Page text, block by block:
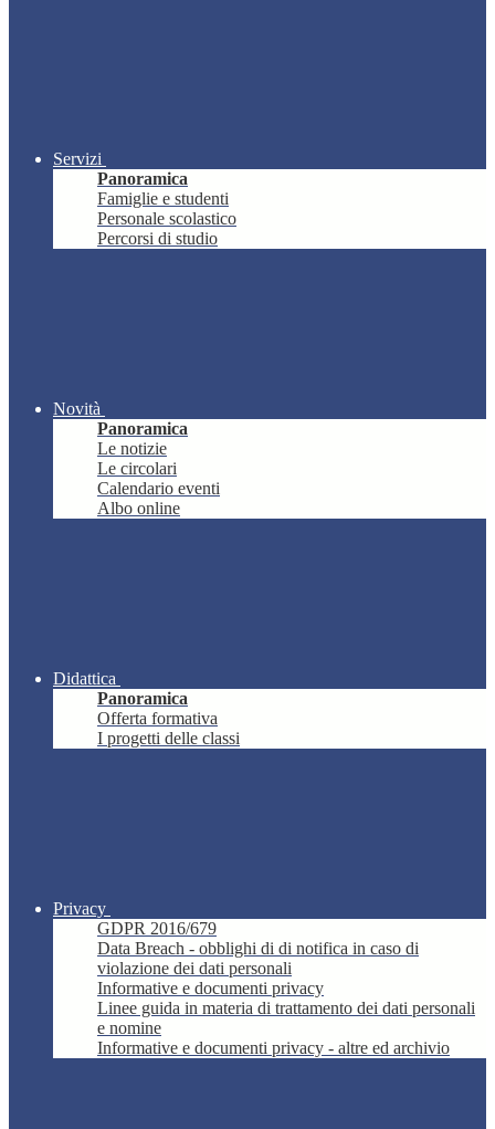
Servizi
Panoramica
Famiglie e studenti
Personale scolastico
Percorsi di studio
Novità
Panoramica
Le notizie
Le circolari
Calendario eventi
Albo online
Didattica
Panoramica
Offerta formativa
I progetti delle classi
Privacy
GDPR 2016/679
Data Breach - obblighi di di notifica in caso di
violazione dei dati personali
Informative e documenti privacy
Linee guida in materia di trattamento dei dati personali
e nomine
Informative e documenti privacy - altre ed archivio